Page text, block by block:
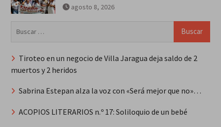
agosto 8, 2026
Tiroteo en un negocio de Villa Jaragua deja saldo de 2
muertos y 2 heridos
Sabrina Estepan alza la voz con «Será mejor que no»…
ACOPIOS LITERARIOS n.º 17: Soliloquio de un bebé